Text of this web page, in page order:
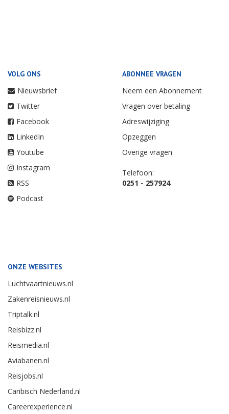
VOLG ONS
Nieuwsbrief
Twitter
Facebook
LinkedIn
Youtube
Instagram
RSS
Podcast
ABONNEE VRAGEN
Neem een Abonnement
Vragen over betaling
Adreswijziging
Opzeggen
Overige vragen
Telefoon:
0251 - 257924
ONZE WEBSITES
Luchtvaartnieuws.nl
Zakenreisnieuws.nl
Triptalk.nl
Reisbizz.nl
Reismedia.nl
Aviabanen.nl
Reisjobs.nl
Caribisch Nederland.nl
Careerexperience.nl